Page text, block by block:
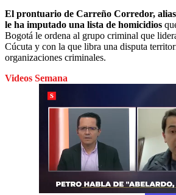
El prontuario de Carreño Corredor, alias
le ha imputado una lista de homicidios
Bogotá le ordena al grupo criminal que
Cúcuta y con la que libra una disputa
organizaciones criminales.
Videos Semana